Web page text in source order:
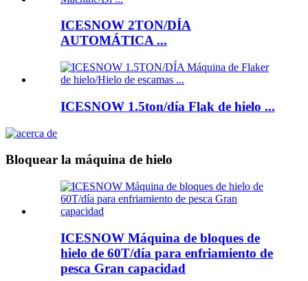
ICESNOW 2TON/DÍA
AUTOMÁTICA ...
ICESNOW 1.5ton/día Flak de hielo ...
Bloquear la máquina de hielo
ICESNOW Máquina de bloques de
hielo de 60T/día para enfriamiento de
pesca Gran capacidad